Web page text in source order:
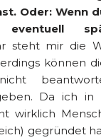
Oder: Wenn
steht mir die
können
Da ich in
wirklich
gegründet